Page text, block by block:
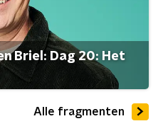
Briel: Dag 20: Het
Alle fragmenten